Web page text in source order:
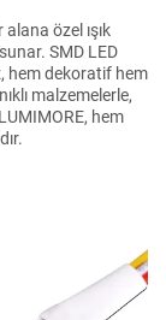
özel ışık
SMD LED
hem dekoratif hem
malzemelerle,
hem